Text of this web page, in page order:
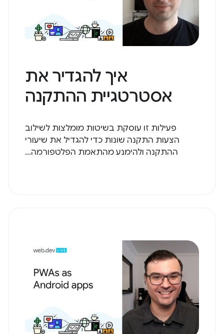
איך להגדיר את
אסטרטגיית ההתקנה
פעילות זו עוסקת בשיטות מומלצות לשילוב
הצעות התקנה שונות כדי להגדיל את שיעורי
ההתקנה ולהימנע מהתאמת הפלטפורמה...